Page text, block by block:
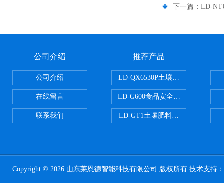
下一篇： LD-
公司介绍
公司介绍
在线留言
联系我们
推荐产品
LD-QX6530P土壤氧化还原电位检
LD-G600食品安全检测仪
LD-GT1土壤肥料养分检测仪
Copyright © 2026 山东莱恩德智能科技有限公司 版权所有 技术支持：